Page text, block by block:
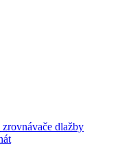
dlažby